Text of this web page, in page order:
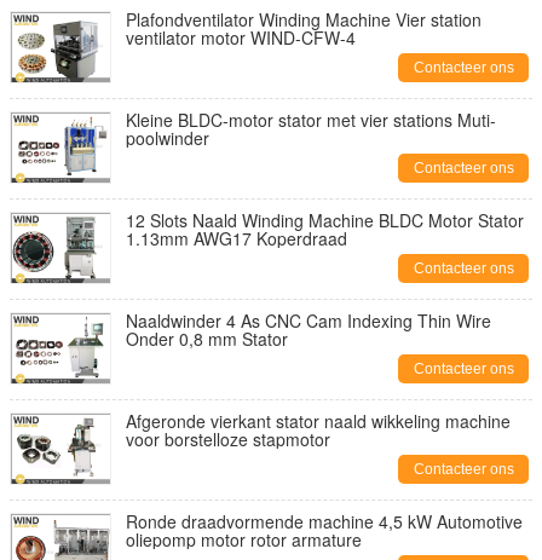
Plafondventilator Winding Machine Vier station
ventilator motor WIND-CFW-4
Contacteer ons
Kleine BLDC-motor stator met vier stations Muti-
poolwinder
Contacteer ons
12 Slots Naald Winding Machine BLDC Motor Stator
1.13mm AWG17 Koperdraad
Contacteer ons
Naaldwinder 4 As CNC Cam Indexing Thin Wire
Onder 0,8 mm Stator
Contacteer ons
Afgeronde vierkant stator naald wikkeling machine
voor borstelloze stapmotor
Contacteer ons
Ronde draadvormende machine 4,5 kW Automotive
oliepomp motor rotor armature